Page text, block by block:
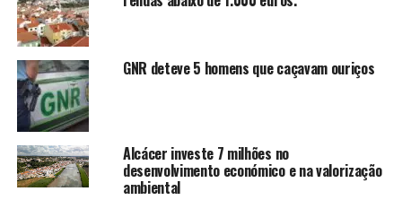
GNR deteve 5 homens que caçavam ouriços
Alcácer investe 7 milhões no
desenvolvimento económico e na valorização
ambiental